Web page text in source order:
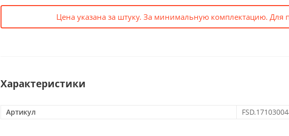
Цена указана за штуку. За минимальную комплектацию. Для
Характеристики
Артикул